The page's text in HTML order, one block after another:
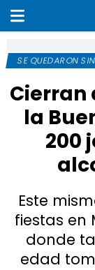
SE QUEDARON
Cierran
la
200
Este
fiestas en
donde
edad